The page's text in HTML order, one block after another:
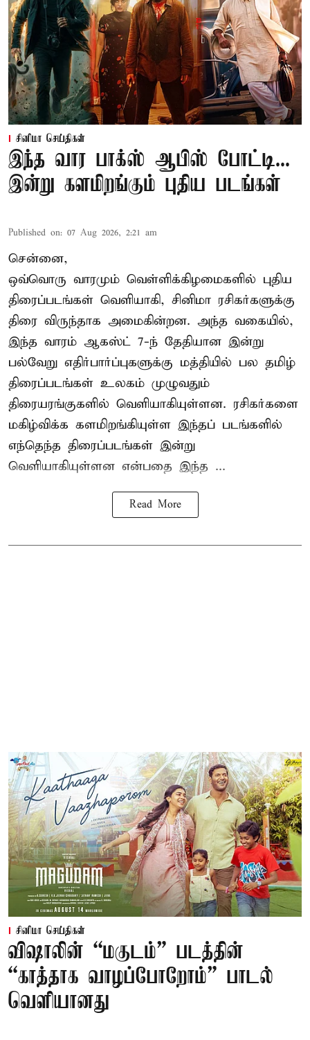
சினிமா செய்திகள்
இந்த வார பாக்ஸ் ஆபிஸ் போட்டி...
இன்று களமிறங்கும் புதிய படங்கள்
Published on: 07 Aug 2026, 2:21 am
சென்னை,
ஒவ்வொரு வாரமும் வெள்ளிக்கிழமைகளில் புதிய
திரைப்படங்கள் வெளியாகி, சினிமா ரசிகர்களுக்கு
திரை விருந்தாக அமைகின்றன. அந்த வகையில்,
இந்த வாரம் ஆகஸ்ட் 7-ந் தேதியான இன்று
பல்வேறு எதிர்பார்ப்புகளுக்கு மத்தியில் பல தமிழ்
திரைப்படங்கள் உலகம் முழுவதும்
திரையரங்குகளில் வெளியாகியுள்ளன. ரசிகர்களை
மகிழ்விக்க களமிறங்கியுள்ள இந்தப் படங்களில்
எந்தெந்த திரைப்படங்கள் இன்று
வெளியாகியுள்ளன என்பதை இந்த ...
Read More
சினிமா செய்திகள்
விஷாலின் “மகுடம்” படத்தின்
“காத்தாக வாழப்போறோம்” பாடல்
வெளியானது